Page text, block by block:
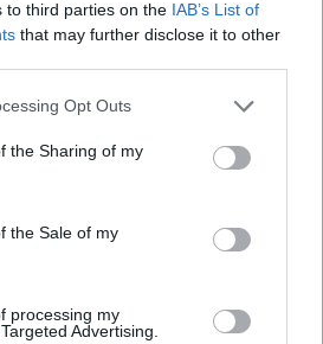
to third parties on the IAB’s List of
that may further disclose it to other
Opt Outs
the Sharing of my
the Sale of my
processing my
Advertising.
for Italy| Esim for Spain|Esim